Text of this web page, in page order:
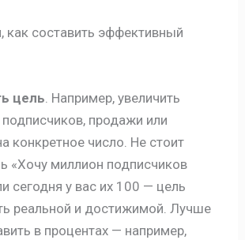
как составить эффективный
цель. Например, увеличить
продажи или
конкретное число. Не стоит
«Хочу миллион подписчиков
сегодня у вас их 100 — цель
реальной и достижимой. Лучше
в процентах — например,